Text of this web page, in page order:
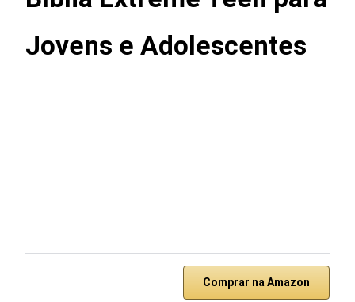
Jovens e Adolescentes
Comprar na Amazon